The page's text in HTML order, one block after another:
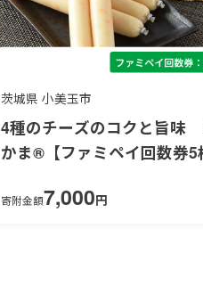
茨城県 小美玉市
4種のチーズのコクと旨味
かま®【ファミペイ回数券5
寄附金額7,000円